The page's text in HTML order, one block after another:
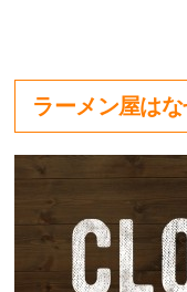
ラーメン屋は